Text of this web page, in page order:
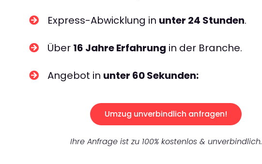
Express-Abwicklung in unter 24 Stunden.
Über 16 Jahre Erfahrung in der Branche.
Angebot in unter 60 Sekunden:
Umzug unverbindlich anfragen!
Ihre Anfrage ist zu 100% kostenlos & unverbindlich.